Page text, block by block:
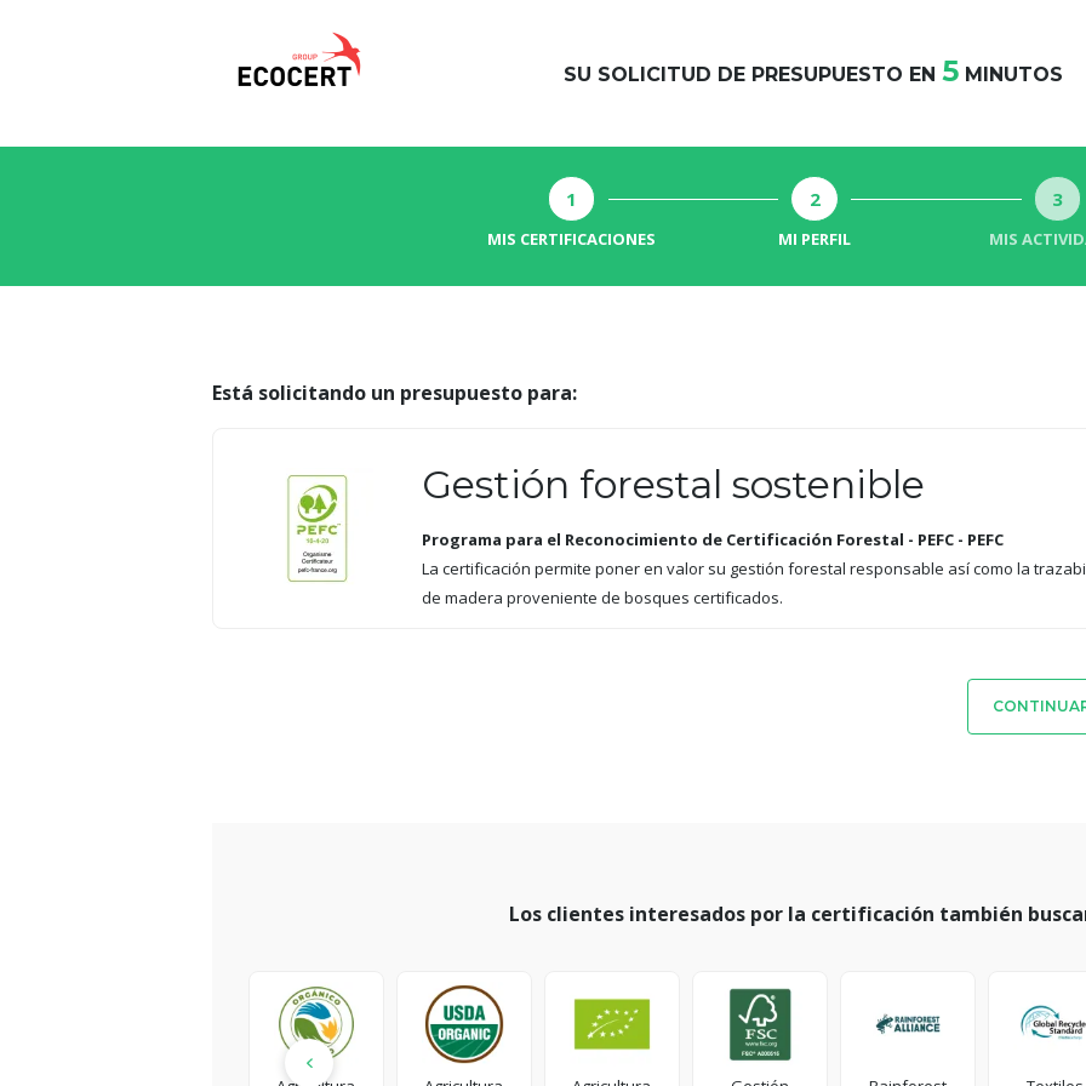
SU SOLICITUD DE PRESUPUESTO EN 5 MINUTOS
1
MIS CERTIFICACIONES
2
MI PERFIL
3
MIS
Está solicitando un presupuesto para:
Gestión forestal sostenible
Programa para el Reconocimiento de Certificación Forestal - PEFC - PEFC
La certificación permite poner en valor su gestión forestal responsable así como la
de madera proveniente de bosques certificados.
Los clientes interesados por la certificación también